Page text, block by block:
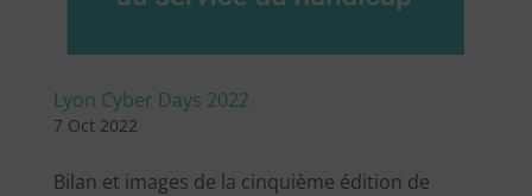
Lyon Cyber Days 2022
7 Oct 2022
Bilan et images de la cinquième édition de